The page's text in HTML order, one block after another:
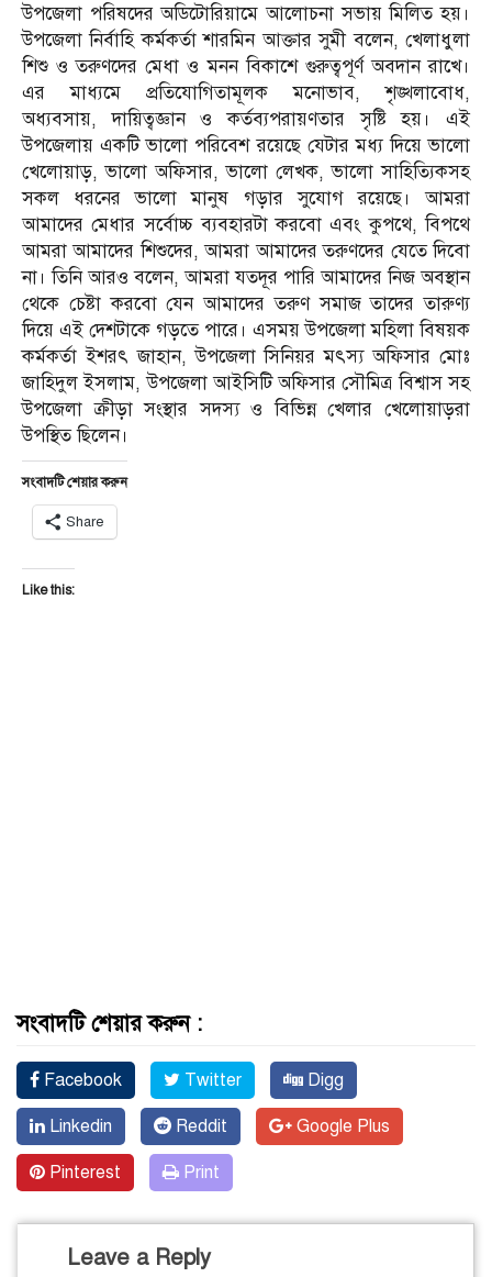
উপজেলা পরিষদের অডিটোরিয়ামে আলোচনা সভায় মিলিত হয়।
উপজেলা নির্বাহি কর্মকর্তা শারমিন আক্তার সুমী বলেন, খেলাধুলা
শিশু ও তরুণদের মেধা ও মনন বিকাশে গুরুত্বপূর্ণ অবদান রাখে।
এর মাধ্যমে প্রতিযোগিতামূলক মনোভাব, শৃঙ্খলাবোধ,
অধ্যবসায়, দায়িত্বজ্ঞান ও কর্তব্যপরায়ণতার সৃষ্টি হয়। এই
উপজেলায় একটি ভালো পরিবেশ রয়েছে যেটার মধ্য দিয়ে ভালো
খেলোয়াড়, ভালো অফিসার, ভালো লেখক, ভালো সাহিত্যিকসহ
সকল ধরনের ভালো মানুষ গড়ার সুযোগ রয়েছে। আমরা
আমাদের মেধার সর্বোচ্চ ব্যবহারটা করবো এবং কুপথে, বিপথে
আমরা আমাদের শিশুদের, আমরা আমাদের তরুণদের যেতে দিবো
না। তিনি আরও বলেন, আমরা যতদূর পারি আমাদের নিজ অবস্থান
থেকে চেষ্টা করবো যেন আমাদের তরুণ সমাজ তাদের তারুণ্য
দিয়ে এই দেশটাকে গড়তে পারে। এসময় উপজেলা মহিলা বিষয়ক
কর্মকর্তা ইশরৎ জাহান, উপজেলা সিনিয়র মৎস্য অফিসার মোঃ
জাহিদুল ইসলাম, উপজেলা আইসিটি অফিসার সৌমিত্র বিশ্বাস সহ
উপজেলা ক্রীড়া সংস্থার সদস্য ও বিভিন্ন খেলার খেলোয়াড়রা
উপস্থিত ছিলেন।
সংবাদটি শেয়ার করুন
Share
Like this:
সংবাদটি শেয়ার করুন :
Facebook Twitter Digg
Linkedin Reddit Google Plus
Pinterest Print
Leave a Reply